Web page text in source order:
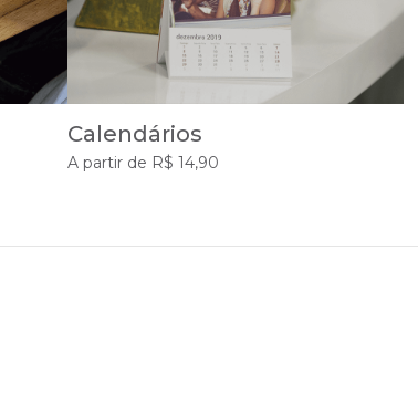
Calendários
A partir de R$ 14,90